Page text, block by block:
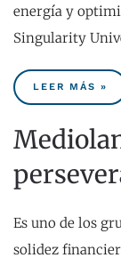
energía y
Singularity
LEER MÁS »
Es uno de los
solidez